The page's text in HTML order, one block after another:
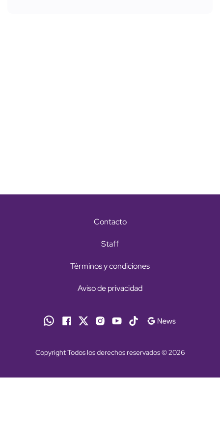
Contacto
Staff
Términos y condiciones
Aviso de privacidad
Copyright Todos los derechos reservados © 2026